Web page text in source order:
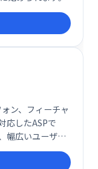
ン、フィーチャ
応したASPで
幅広いユーザー
す。